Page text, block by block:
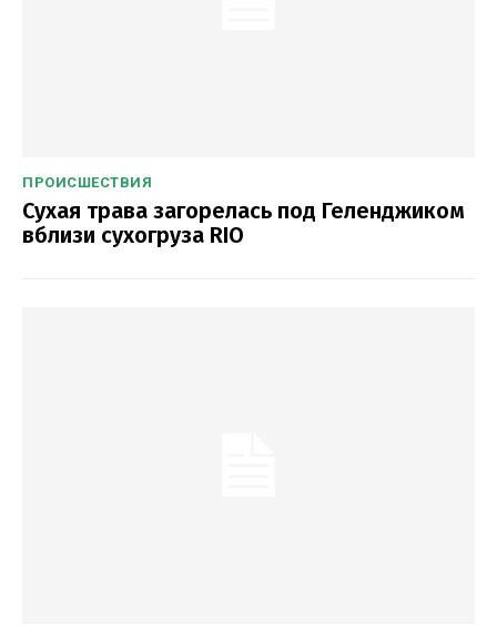
ПРОИСШЕСТВИЯ
Сухая трава загорелась под Геленджиком
вблизи сухогруза RIO